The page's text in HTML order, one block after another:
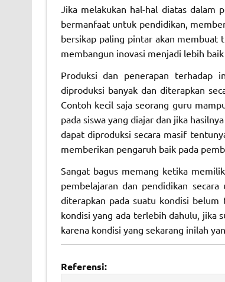
Jika melakukan hal-hal diatas dalam
bermanfaat untuk pendidikan,
bersikap paling pintar akan membuat
membangun inovasi menjadi lebih baik
Produksi dan penerapan terhadap
diproduksi banyak dan diterapkan
Contoh kecil saja seorang guru
pada siswa yang diajar dan jika
dapat diproduksi secara masif
memberikan pengaruh baik pada
Sangat bagus memang ketika
pembelajaran dan pendidikan
diterapkan pada suatu kondisi
kondisi yang ada terlebih dahulu, jika
karena kondisi yang sekarang inilah
Referensi: